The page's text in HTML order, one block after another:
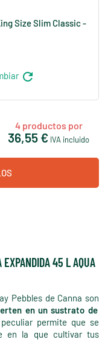
Size Slim Classic -
refresh
4productos por
36,55 € IVA incluido
EXPANDIDA 45 L AQUA
Pebbles de Canna son
en un sustrato de
permite que se
en la que cultivar tus